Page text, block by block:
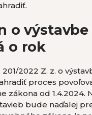
o výstavbe
o rok
2022 Z. z. o
proces
zákona od 1.4.2024.
bude naďalej